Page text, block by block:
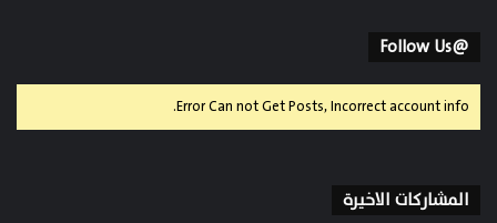
@Follow Us
Error Can not Get Posts, Incorrect account info.
المشاركات الاخيرة